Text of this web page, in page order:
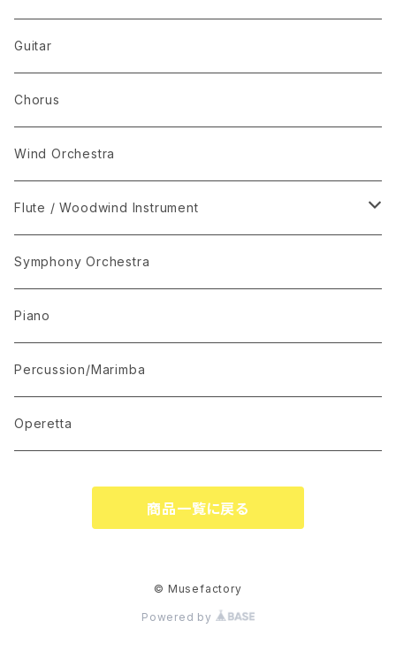
The Best Selection
Set Package
I-Musici
"The Enchanted Forest"
“The Lark in the Clear Air”
Mandolin Solo
Recommended for Competition
Suite(Set Collection)
Guitar
Chorus
Wind Orchestra
Flute / Woodwind Instrument
KARAOKE
Symphony Orchestra
Piano
Percussion/Marimba
Operetta
商品一覧に戻る
© Musefactory
Powered by